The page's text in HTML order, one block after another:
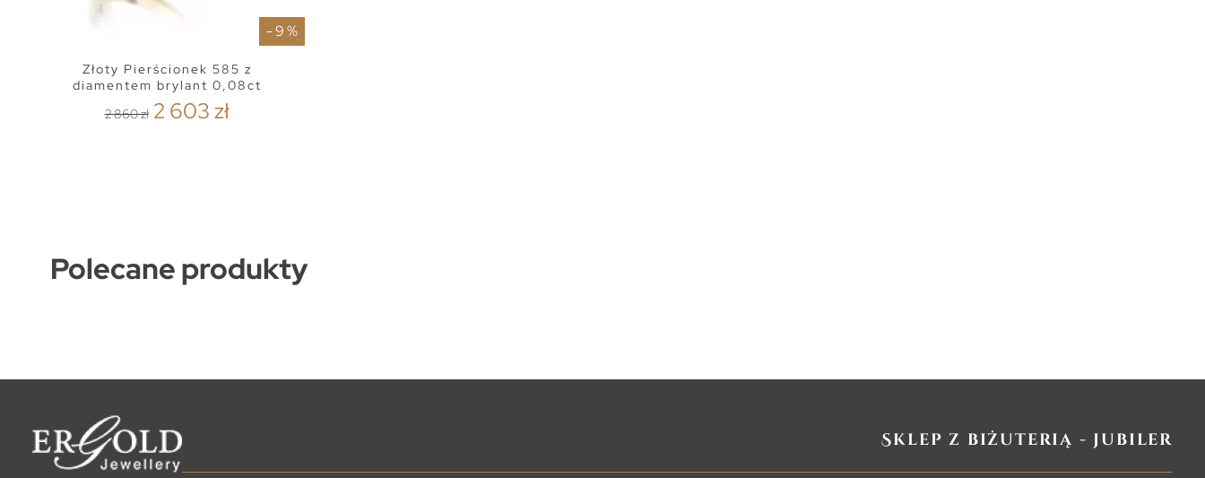
- 9 %
Złoty Pierścionek 585 z
diamentem brylant 0,08ct
2 860 zł 2 603 zł
Polecane produkty
Sklep z biżuterią - jubiler